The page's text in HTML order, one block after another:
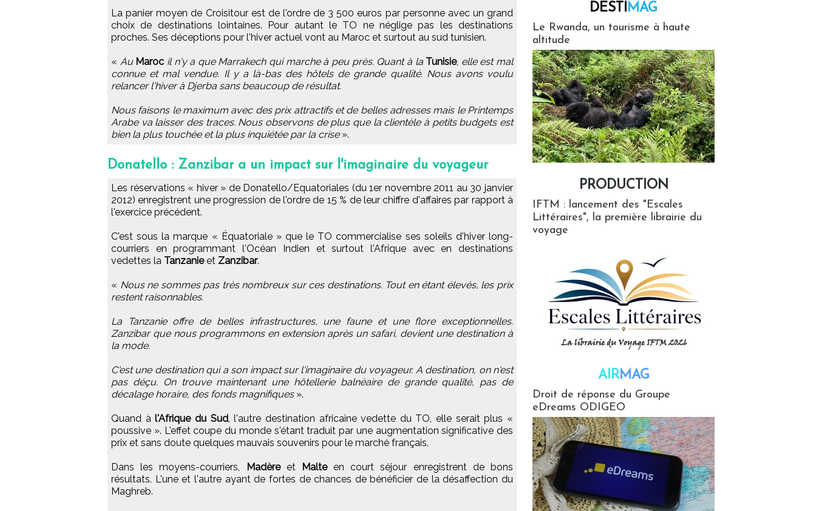
La panier moyen de Croisitour est de l'ordre de 3 500 euros par personne avec un grand
choix de destinations lointaines. Pour autant le TO ne néglige pas les destinations
proches. Ses déceptions pour l'hiver actuel vont au Maroc et surtout au sud tunisien.
« Au Maroc il n'y a que Marrakech qui marche à peu près. Quant à la Tunisie, elle est mal
connue et mal vendue. Il y a là-bas des hôtels de grande qualité. Nous avons voulu
relancer l'hiver à Djerba sans beaucoup de résultat.
Nous faisons le maximum avec des prix attractifs et de belles adresses mais le Printemps
Arabe va laisser des traces. Nous observons de plus que la clientèle à petits budgets est
bien la plus touchée et la plus inquiétée par la crise ».
Donatello : Zanzibar a un impact sur l'imaginaire du voyageur
Les réservations « hiver » de Donatello/Equatoriales (du 1er novembre 2011 au 30 janvier
2012) enregistrent une progression de l'ordre de 15 % de leur chiffre d'affaires par rapport à
l'exercice précédent.
C'est sous la marque « Équatoriale » que le TO commercialise ses soleils d'hiver long-
courriers en programmant l'Océan Indien et surtout l'Afrique avec en destinations
vedettes la Tanzanieet Zanzibar.
« Nous ne sommes pas très nombreux sur ces destinations. Tout en étant élevés, les prix
restent raisonnables.
La Tanzanie offre de belles infrastructures, une faune et une flore exceptionnelles.
Zanzibar que nous programmons en extension après un safari, devient une destination à
la mode.
C'est une destination qui a son impact sur l'imaginaire du voyageur. A destination, on n'est
pas déçu. On trouve maintenant une hôtellerie balnéaire de grande qualité, pas de
décalage horaire, des fonds magnifiques».
Quand àl'Afrique du Sud, l'autre destination africaine vedette du TO, elle serait plus «
poussive ». L'effet coupe du monde s'étant traduit par une augmentation significative des
prix et sans doute quelques mauvais souvenirs pour le marché français.
Dans les moyens-courriers, Madèreet Malteen court séjour enregistrent de bons
résultats. L'une et l'autre ayant de fortes de chances de bénéficier de la désaffection du
Maghreb.
DESTIMAG
Le Rwanda, un tourisme à haute
altitude
PRODUCTION
IFTM : lancement des "Escales
Littéraires", la première librairie du
voyage
AIRMAG
Droit de réponse du Groupe
eDreams ODIGEO